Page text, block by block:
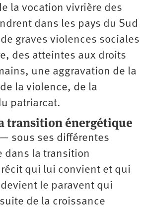
la vocation vivrière des
dans les pays du Sud
graves violences sociales
des atteintes aux droits
une aggravation de la
la violence, de la
patriarcat.
transition énergétique
sous ses différentes
dans la transition
qui lui convient et qui
le paravent qui
de la croissance